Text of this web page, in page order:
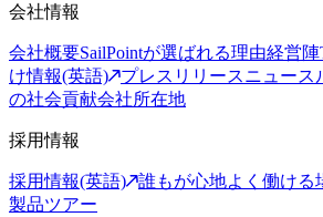
会社情報
会社概要SailPointが選ばれる理由経営陣
け情報(英語)
プレスリリースニュース
の社会貢献会社所在地
採用情報
採用情報(英語)
誰もが心地よく働ける
製品ツアー